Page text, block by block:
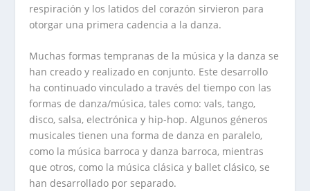
respiración y los latidos del corazón sirvieron para
otorgar una primera cadencia a la danza.
Muchas formas tempranas de la música y la danza se
han creado y realizado en conjunto. Este desarrollo
ha continuado vinculado a través del tiempo con las
formas de danza/música, tales como: vals, tango,
disco, salsa, electrónica y hip-hop. Algunos géneros
musicales tienen una forma de danza en paralelo,
como la música barroca y danza barroca, mientras
que otros, como la música clásica y ballet clásico, se
han desarrollado por separado.